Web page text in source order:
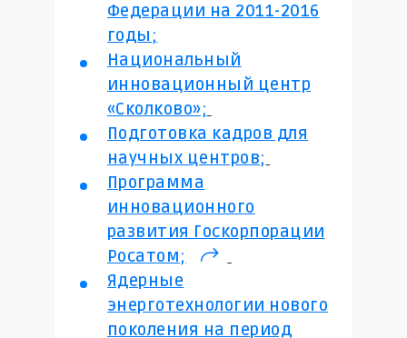
Федерации на 2011-2016
годы;
Национальный
инновационный центр
«Сколково»;
Подготовка кадров для
научных центров;
Программа
инновационного
развития Госкорпорации
Росатом;
(внешняя
Ядерные
энерготехнологии нового
поколения на период